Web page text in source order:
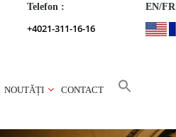
Telefon :
+4021-311-16-16
EN/FR
NOUTĂȚI CONTACT